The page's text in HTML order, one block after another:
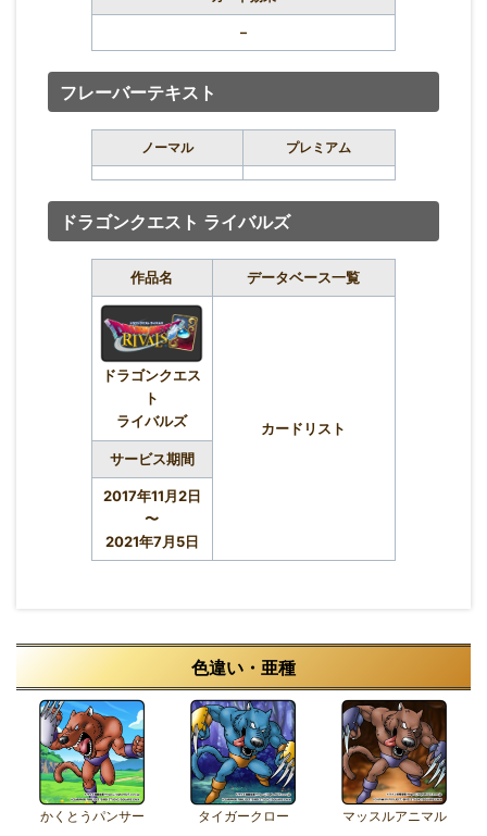
–
フレーバーテキスト
ノーマル プレミアム
ドラゴンクエスト ライバルズ
作品名 データベース一覧
ドラゴンクエス
ト
ライバルズ
カードリスト
サービス期間
2017年11月2日
〜
2021年7月5日
色違い・亜種
かくとうパンサー タイガークロー マッスルアニマル